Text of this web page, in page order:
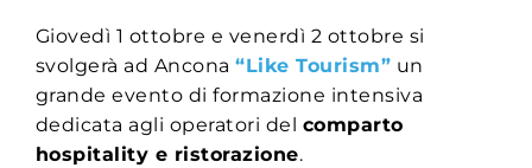
Giovedì 1 ottobre e venerdì 2 ottobre si
svolgerà ad Ancona“Like Tourism” un
grande evento di formazione intensiva
dedicata agli operatori del comparto
hospitality e ristorazione.